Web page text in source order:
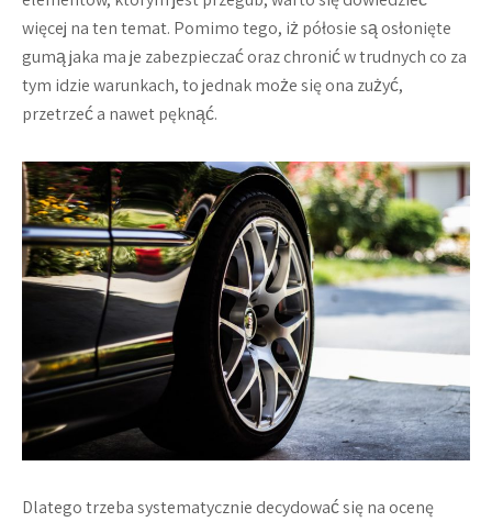
więcej na ten temat. Pomimo tego, iż półosie są osłonięte
gumą jaka ma je zabezpieczać oraz chronić w trudnych co za
tym idzie warunkach, to jednak może się ona zużyć,
przetrzeć a nawet pęknąć.
Dlatego trzeba systematycznie decydować się na ocenę